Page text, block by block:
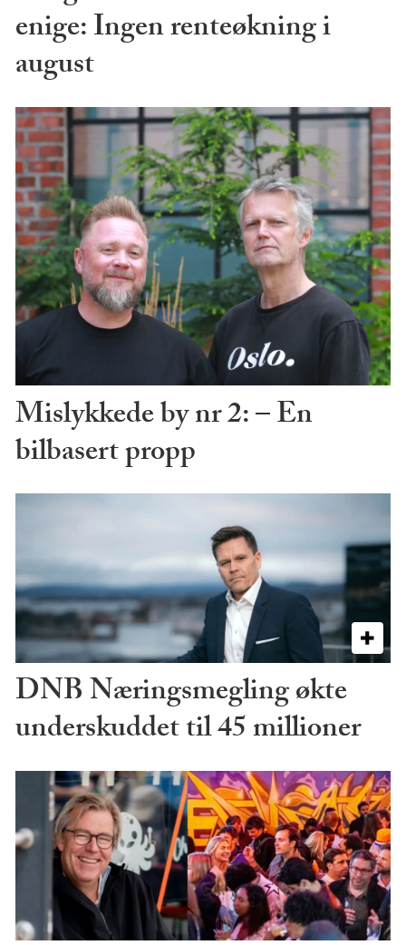
enige: Ingen renteøkning i
august
Mislykkede by nr 2: – En
bilbasert propp
DNB Næringsmegling økte
underskuddet til 45 millioner